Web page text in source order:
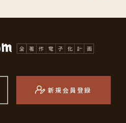
新規会員登録